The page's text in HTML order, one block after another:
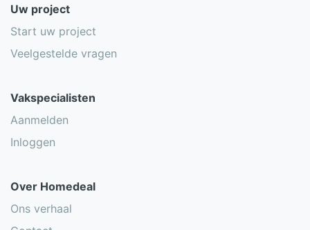
Uw project
Start uw project
Veelgestelde vragen
Vakspecialisten
Aanmelden
Inloggen
Over Homedeal
Ons verhaal